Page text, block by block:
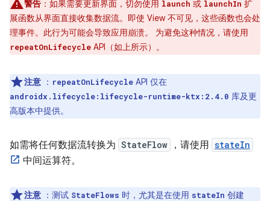
警告 ：如果需要更新界面，切勿使用 launch 或 launchIn 扩
展函数从界面直接收集数据流。即使 View 不可见，这些函数也会处
理事件。此行为可能会导致应用崩溃。 为避免这种情况，请使用
repeatOnLifecycle API（如上所示）。
注意 ： repeatOnLifecycle API 仅在
androidx.lifecycle:lifecycle-runtime-ktx:2.4.0 库及更
高版本中提供。
如需将任何数据流转换为 StateFlow ，请使用 stateIn
中间运算符。
注意 ：测试 StateFlows 时，尤其是在使用 stateIn 创建